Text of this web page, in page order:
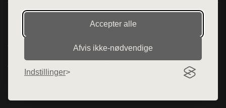
Accepter alle
Afvis ikke‑nødvendige
Indstillinger
Denne side er en del af want.dk, der udgiver en række
hjemmesider med præsentation af forskellige produkter fra
diverse webshops. Der sælges ikke varer fra denne side - vi
henviser til de shops, som sælger varen. Vi har heller ikke
varerne på lager.